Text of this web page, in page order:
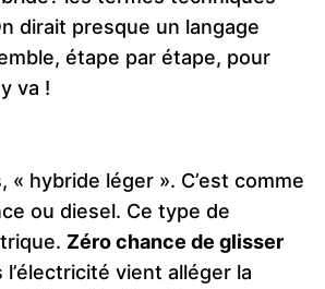
dirait presque un langage
étape par étape, pour
va !
« hybride léger ». C’est comme
ou diesel. Ce type de
Zéro chance de glisser
l’électricité vient alléger la